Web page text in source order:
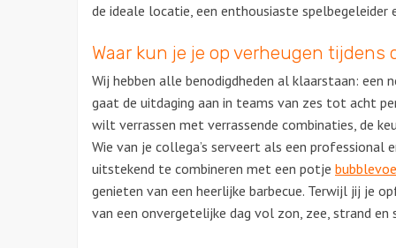
de ideale locatie, een enthousiaste spelbegeleider
Waar kun je je op verheugen tijdens
Wij hebben alle benodigdheden al klaarstaan: een
gaat de uitdaging aan in teams van zes tot acht
wilt verrassen met verrassende combinaties, de
Wie van je collega’s serveert als een
uitstekend te combineren met een potje
genieten van een heerlijke barbecue. Terwijl jij je
van een onvergetelijke dag vol zon, zee, strand en